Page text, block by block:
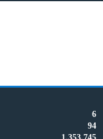
6
94